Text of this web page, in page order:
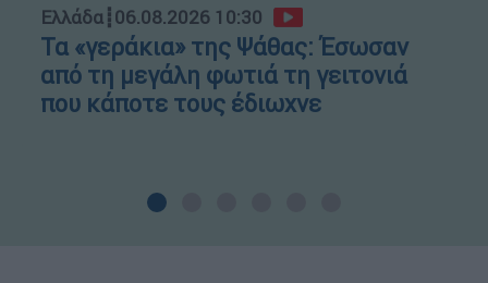
Ελλάδα┋06.08.2026 10:30
Τα «γεράκια» της Ψάθας: Έσωσαν
από τη μεγάλη φωτιά τη γειτονιά
που κάποτε τους έδιωχνε